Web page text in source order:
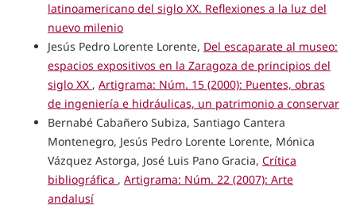
latinoamericano del siglo XX. Reflexiones a la luz del
nuevo milenio
Jesús Pedro Lorente Lorente, Del escaparate al museo:
espacios expositivos en la Zaragoza de principios del
siglo XX , Artigrama: Núm. 15 (2000): Puentes, obras
de ingeniería e hidráulicas, un patrimonio a conservar
Bernabé Cabañero Subiza, Santiago Cantera
Montenegro, Jesús Pedro Lorente Lorente, Mónica
Vázquez Astorga, José Luis Pano Gracia, Crítica
bibliográfica , Artigrama: Núm. 22 (2007): Arte
andalusí